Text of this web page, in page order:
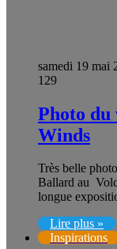
samedi 19 mai
129
Photo du
Winds
Très belle
Ballard au
longue
Lire plus »
Inspirations